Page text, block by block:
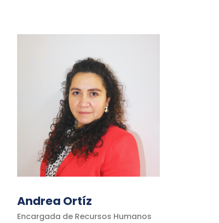
Andrea Ortíz
Encargada de Recursos Humanos